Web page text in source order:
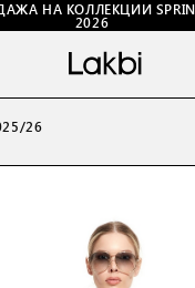
НА КОЛЛЕКЦИИ
2026
26